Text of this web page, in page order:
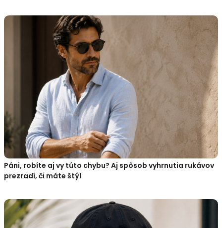
Páni, robíte aj vy túto chybu? Aj spôsob vyhrnutia rukávov
prezradí, či máte štýl